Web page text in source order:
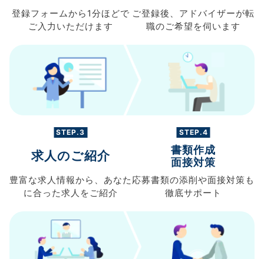
登録フォームから 1分ほどで
ご入力 いただけます
ご登録後、 アドバイザーが転
職のご希望を伺います
STEP.3
求人のご紹介
豊富な求人情報から、 あなた
に合った求人を ご紹介
STEP.4
書類作成
面接対策
応募書類の添削や面接対策も
徹底サポート